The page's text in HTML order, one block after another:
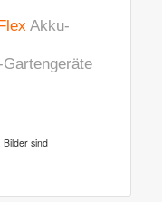
Akku-
sind